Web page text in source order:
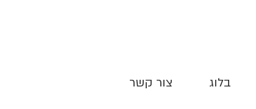
בלוג צור קשר